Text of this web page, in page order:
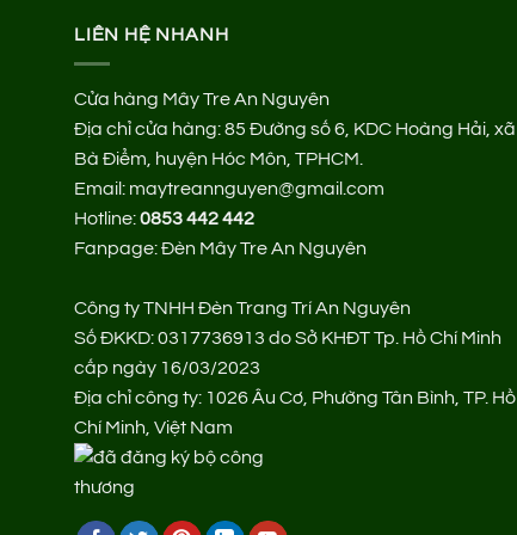
LIÊN HỆ NHANH
Cửa hàng Mây Tre An Nguyên
Địa chỉ cửa hàng:85 Đường số 6, KDC Hoàng Hải, xã
Bà Điểm, huyện Hóc Môn, TPHCM.
Email: maytreannguyen@gmail.com
Hotline:0853 442 442
Fanpage:Đèn Mây Tre An Nguyên
Công ty TNHH Đèn Trang Trí An Nguyên
Số ĐKKD: 0317736913 do Sở KHĐT Tp. Hồ Chí Minh
cấp ngày 16/03/2023
Địa chỉ công ty: 1026 Âu Cơ, Phường Tân Bình, TP. Hồ
Chí Minh, Việt Nam